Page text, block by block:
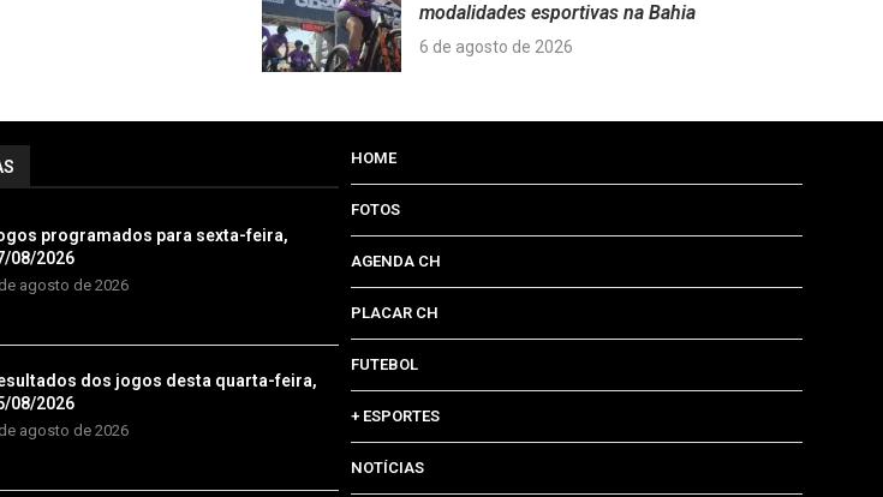
modalidades esportivas na Bahia
6 de agosto de 2026
programados para sexta-feira,
08/2026
agosto de 2026
dos jogos desta quarta-feira,
08/2026
agosto de 2026
HOME
FOTOS
AGENDA CH
PLACAR CH
FUTEBOL
+ ESPORTES
NOTÍCIAS